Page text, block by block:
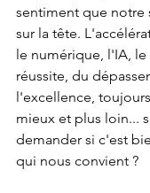
sentiment que notre
sur la tête.
le numérique, l'IA,
réussite, du
l'excellence,
mieux et plus loin...
demander si c'est
qui nous convient ?